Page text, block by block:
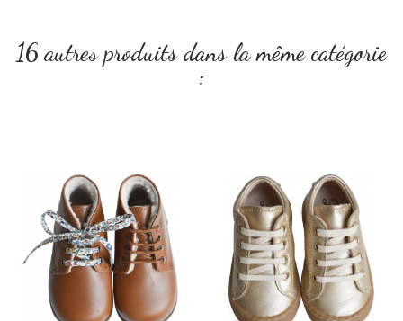
16 autres produits dans la même catégorie
: